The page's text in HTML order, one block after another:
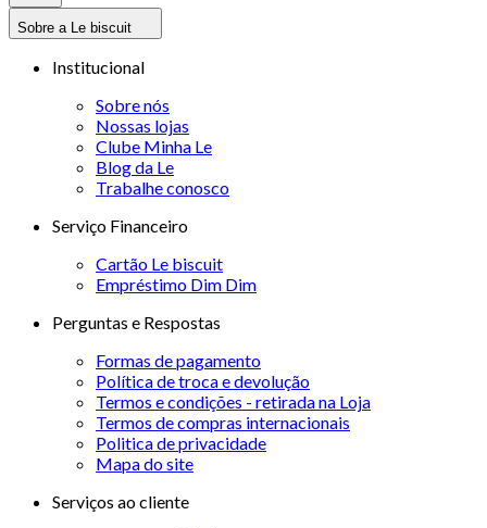
Sobre a Le biscuit
Institucional
Sobre nós
Nossas lojas
Clube Minha Le
Blog da Le
Trabalhe conosco
Serviço Financeiro
Cartão Le biscuit
Empréstimo Dim Dim
Perguntas e Respostas
Formas de pagamento
Política de troca e devolução
Termos e condições - retirada na Loja
Termos de compras internacionais
Politica de privacidade
Mapa do site
Serviços ao cliente